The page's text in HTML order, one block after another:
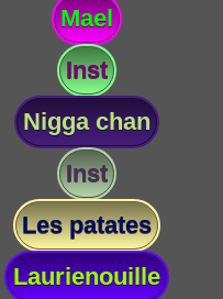
Mael
Inst
Nigga chan
Inst
Les patates
Laurienouille